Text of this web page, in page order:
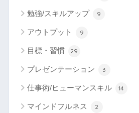
勉強/スキルアップ 9
アウトプット 9
目標・習慣 29
プレゼンテーション 3
仕事術/ヒューマンスキル 14
マインドフルネス 2